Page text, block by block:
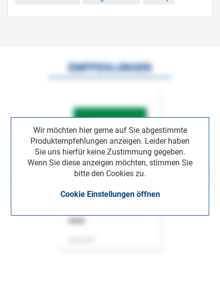
Wir möchten hier gerne auf Sie abgestimmte
Produktempfehlungen anzeigen. Leider haben
Sie uns hierfür keine Zustimmung gegeben.
Wenn Sie diese anzeigen möchten, stimmen Sie
bitte den Cookies zu.
Cookie Einstellungen öffnen
EMPFEHLUNGEN